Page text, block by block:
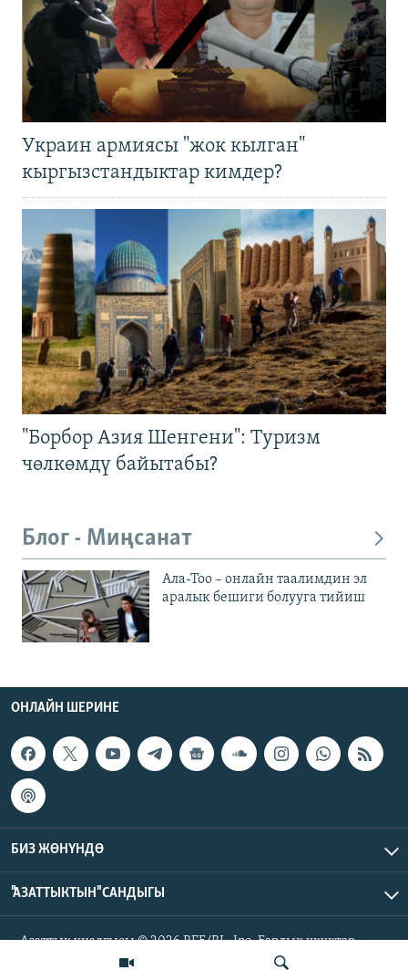
Украин армиясы "жок кылган"
кыргызстандыктар кимдер?
"Борбор Азия Шенгени": Туризм
чөлкөмдү байытабы?
Блог - Миңсанат
Ала-Тоо – онлайн таалимдин эл
аралык бешиги болууга тийиш
ОНЛАЙН ШЕРИНЕ
БИЗ ЖӨНҮНДӨ
"АЗАТТЫКТЫН" САНДЫГЫ
Азаттык үналгысы © 2026 RFE/RL, Inc. Бардык укуктар